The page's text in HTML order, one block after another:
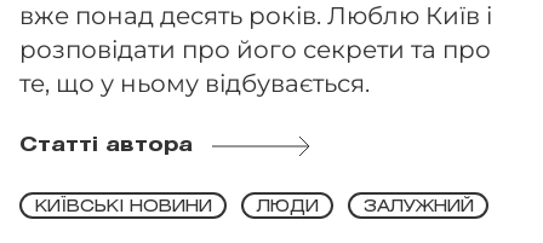
вже понад десять років. Люблю Київ і
розповідати про його секрети та про
те, що у ньому відбувається.
Статті автора
КИЇВСЬКІ НОВИНИ ЛЮДИ ЗАЛУЖНИЙ